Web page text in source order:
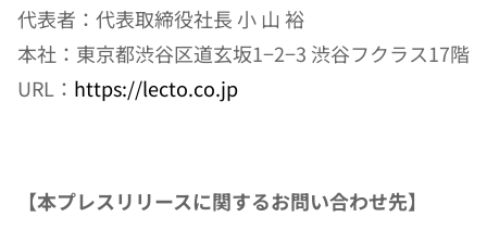
代表者：代表取締役社長 小 山 裕
本社：東京都渋谷区道玄坂1−2−3 渋谷フクラス17階
URL： https://lecto.co.jp
【本プレスリリースに関するお問い合わせ先】